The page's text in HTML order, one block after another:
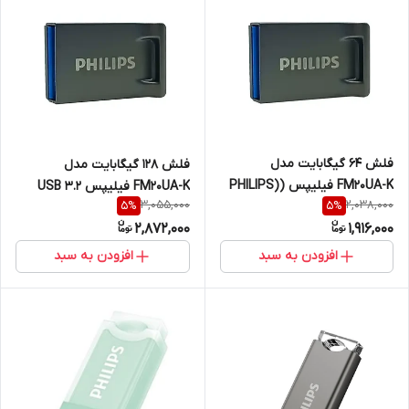
فلش 64 گیگابایت مدل
FM20UA-K فیلیپس (PHILIPS)
USB 3.2
2,038,000
5%
1,916,000
افزودن به سبد
فلش 128 گیگابایت مدل
FM20UA-K فیلیپس USB 3.2
3,055,000
5%
2,872,000
افزودن به سبد